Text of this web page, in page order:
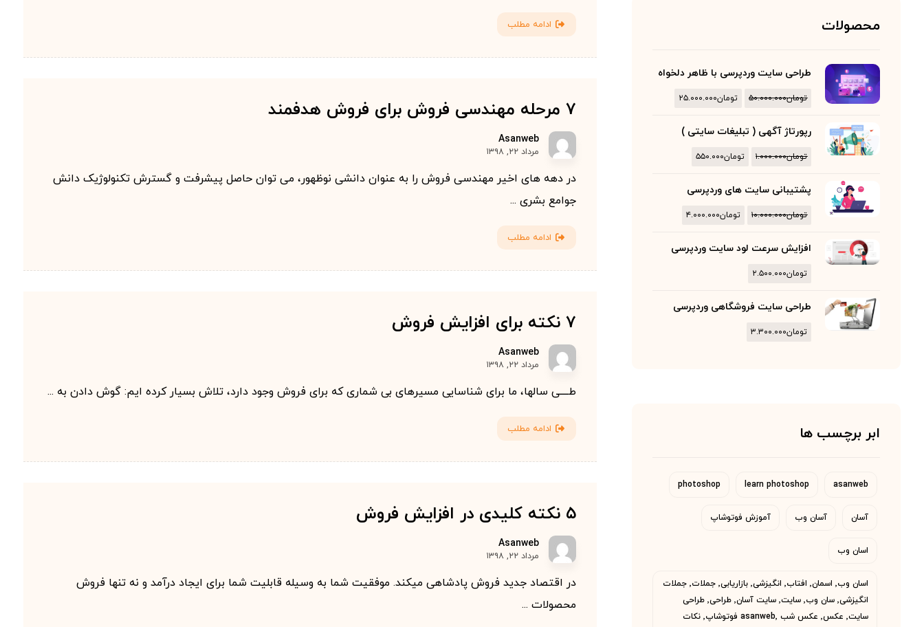
ادامه مطلب
۷ مرحله مهندسی فروش برای فروش هدفمند
Asanweb
مرداد ۲۲, ۱۳۹۸
در دهه های اخیر مهندسی فروش را به عنوان دانشی نوظهور، می توان حاصل پیشرفت و گسترش تکنولوژیک دانش
جوامع بشری ...
ادامه مطلب
۷ نکته برای افزایش فروش
Asanweb
مرداد ۲۲, ۱۳۹۸
طــــی سالها، ما برای شناسایی مسیرهای بی شماری که برای فروش وجود دارد، تلاش بسیار کرده ایم: گوش دادن به ...
ادامه مطلب
۵ نکته کلیدی در افزایش فروش
Asanweb
مرداد ۲۲, ۱۳۹۸
در اقتصاد جدید فروش پادشاهی می­کند. موفقیت شما به وسیله قابلیت شما برای ایجاد درآمد و نه تنها فروش
محصولات ...
محصولات
طراحی سایت وردپرسی با ظاهر دلخواه
تومان۵۰.۰۰۰.۰۰۰ تومان۲۵.۰۰۰.۰۰۰
رپورتاژ آگهی ( تبلیغات سایتی )
تومان۱.۰۰۰.۰۰۰ تومان۵۵۰.۰۰۰
پشتیبانی سایت های وردپرسی
تومان۱۰.۰۰۰.۰۰۰ تومان۴.۰۰۰.۰۰۰
افزایش سرعت لود سایت وردپرسی
تومان۲.۵۰۰.۰۰۰
طراحی سایت فروشگاهی وردپرسی
تومان۳.۳۰۰.۰۰۰
ابر برچسب ها
asanweb
learn photoshop
photoshop
آسان آسان وب آموزش فوتوشاپ
اسان وب
اسان وب٬ اسمان٬ افتاب٬ انگیزشی٬ بازاریابی٬ جملات٬ جملات
انگیزشی٬ سان وب٬ سایت٬ سایت آسان٬ طراحی٬ طراحی
سایت٬ عکس٬ عکس شب asanweb٬ فوتوشاپ٬ نکات